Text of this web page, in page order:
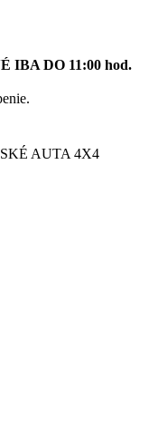
IBA DO 11:00 hod.
AUTA 4X4